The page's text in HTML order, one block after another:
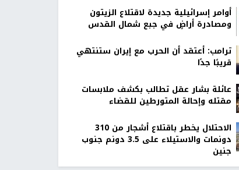
أوامر إسرائيلية جديدة لاقتلاع الزيتون
ومصادرة أراضٍ في جبع شمال القدس
ترامب: أعتقد أن الحرب مع إيران ستنتهي
قريبًا جدًا
عائلة بشار عقل تطالب بكشف ملابسات
مقتله وإحالة المتورطين للقضاء
الاحتلال يخطر باقتلاع أشجار من 310
دونمات والاستيلاء على 3.5 دونم جنوب
جنين